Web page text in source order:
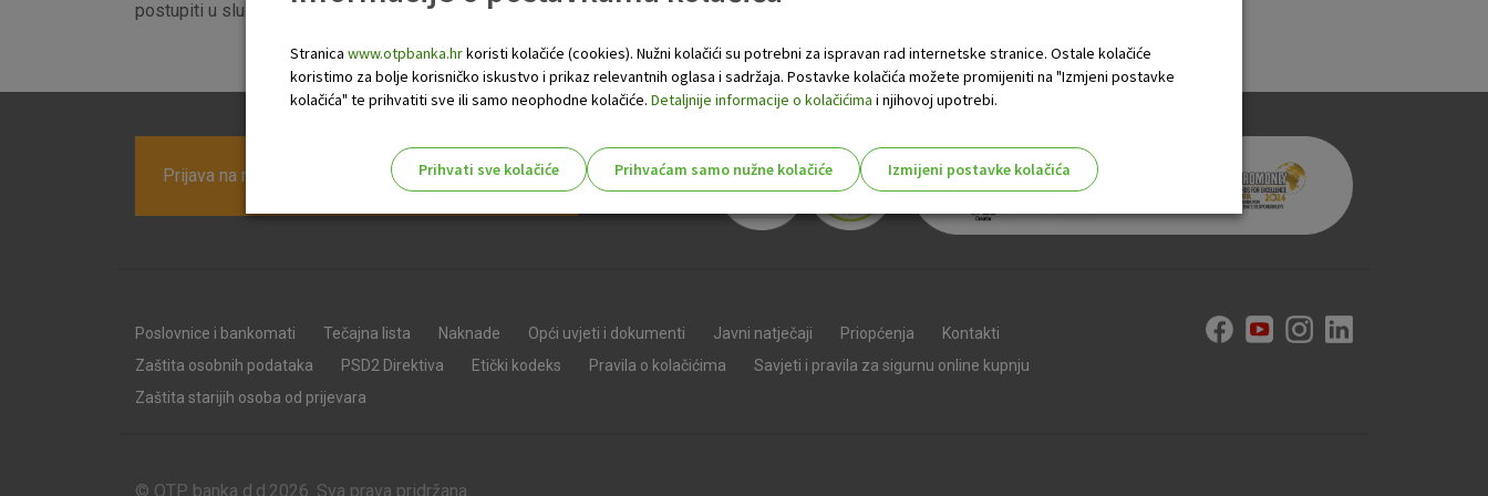
postupiti u slučaju sumnje na prijevaru. Zaštitite sebe i svoju imovinu.
Prijava na newsletter OTP banke
Poslovnice i bankomati Tečajna lista Naknade Opći uvjeti i dokumenti Javni natječaji Priopćenja
Kontakti
Zaštita osobnih podataka
PSD2 Direktiva Etički kodeks Pravila o kolačićima
Savjeti i pravila za sigurnu online kupnju
Zaštita starijih osoba od prijevara
© OTP banka d.d.2026. Sva prava pridržana.
Stranica www.otpbanka.hrkoristi kolačiće (cookies). Nužni kolačići su potrebni za ispravan rad internetske stranice. Ostale kolačiće
koristimo za bolje korisničko iskustvo i prikaz relevantnih oglasa i sadržaja. Postavke kolačića možete promijeniti na "Izmjeni postavke
kolačića" te prihvatiti sve ili samo neophodne kolačiće. Detaljnije informacije o kolačićima i njihovoj upotrebi.
Prihvati sve kolačiće Prihvaćam samo nužne kolačiće
Izmijeni postavke kolačića
Nužni
kolačići
Nužni (tehnički) kolačići - uvijek aktivni
Ovi kolačići nužni su za funkcioniranje internetske stranice i ne mogu se
isključiti u našim sustavima. Uobičajeno se postavljaju kao odgovor na vaše